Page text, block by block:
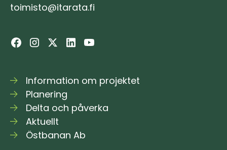
toimisto@itarata.fi
Information om projektet
Planering
Delta och påverka
Aktuellt
Östbanan Ab